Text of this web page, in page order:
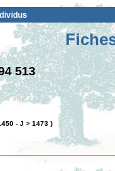
513
- J > 1473 )